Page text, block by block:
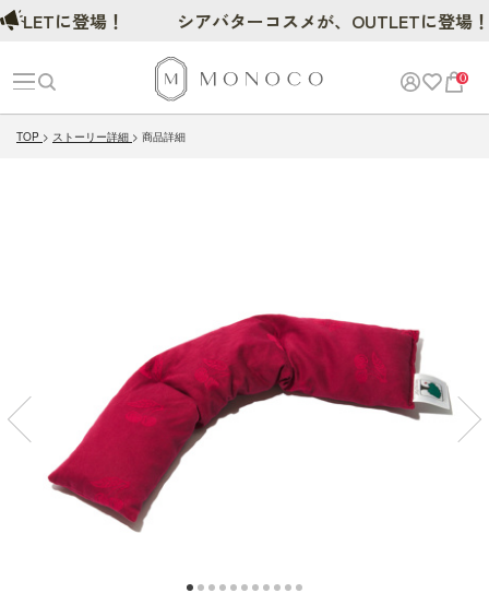
0
TOP ストーリー詳細 商品詳細
に登場！ シアバターコスメが、OUTLETに登場！